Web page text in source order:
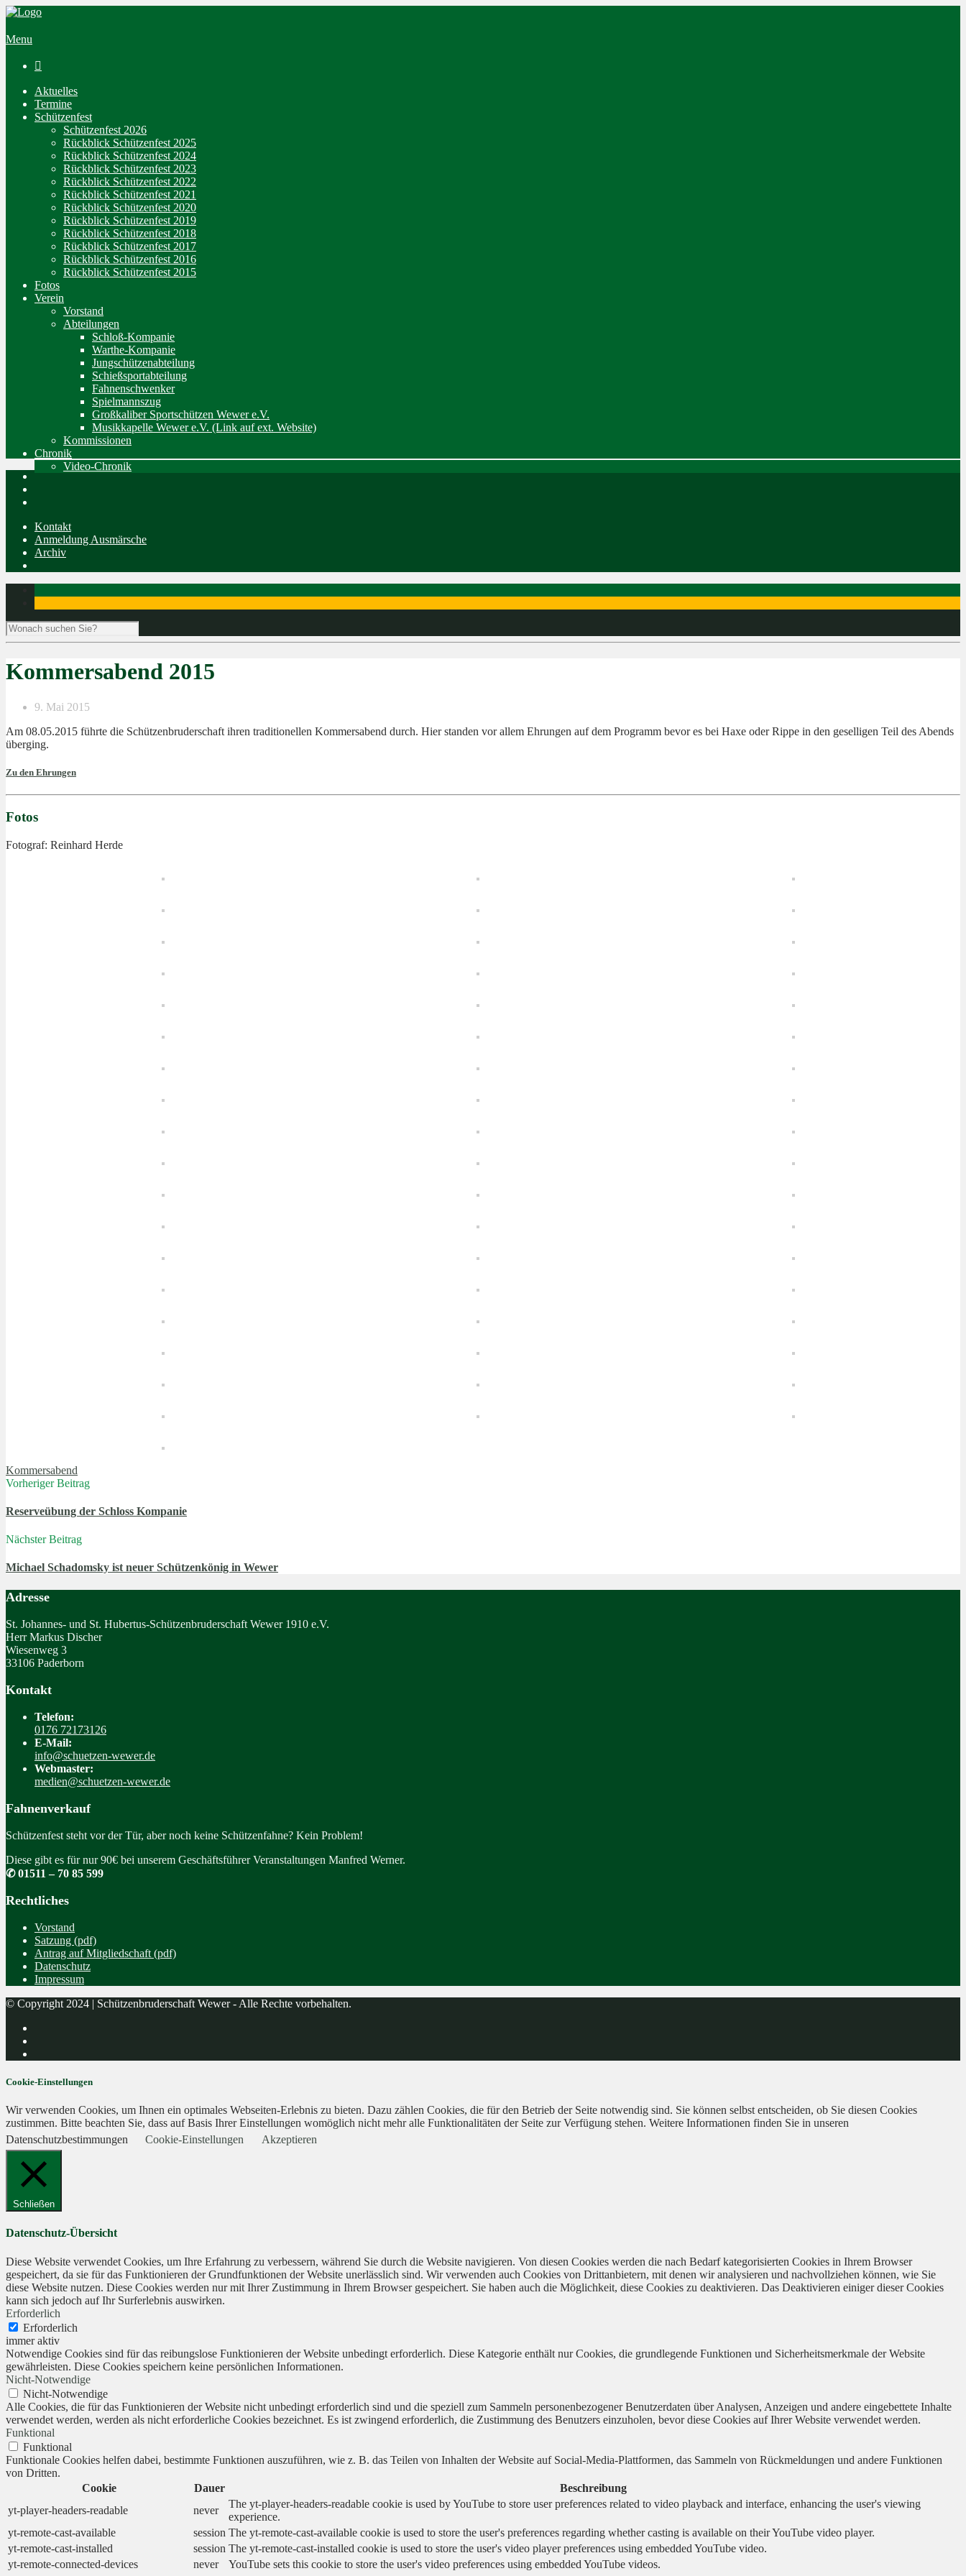
Menu

Aktuelles
Termine
Schützenfest
Schützenfest 2026
Rückblick Schützenfest 2025
Rückblick Schützenfest 2024
Rückblick Schützenfest 2023
Rückblick Schützenfest 2022
Rückblick Schützenfest 2021
Rückblick Schützenfest 2020
Rückblick Schützenfest 2019
Rückblick Schützenfest 2018
Rückblick Schützenfest 2017
Rückblick Schützenfest 2016
Rückblick Schützenfest 2015
Fotos
Verein
Vorstand
Abteilungen
Schloß-Kompanie
Warthe-Kompanie
Jungschützenabteilung
Schießsportabteilung
Fahnenschwenker
Spielmannszug
Großkaliber Sportschützen Wewer e.V.
Musikkapelle Wewer e.V. (Link auf ext. Website)
Kommissionen
Chronik
Video-Chronik
Kontakt
Anmeldung Ausmärsche
Archiv
Kommersabend 2015
9. Mai 2015
Am 08.05.2015 führte die Schützenbruderschaft ihren traditionellen Kommersabend durch. Hier standen vor allem Ehrungen auf dem Programm bevor es bei Haxe oder Rippe in den geselligen Teil des Abends
überging.
Zu den Ehrungen
Fotos
Fotograf: Reinhard Herde
Kommersabend
Vorheriger Beitrag
Reserveübung der Schloss Kompanie
Nächster Beitrag
Michael Schadomsky ist neuer Schützenkönig in Wewer
Adresse
St. Johannes- und St. Hubertus-Schützenbruderschaft Wewer 1910 e.V.
Herr Markus Discher
Wiesenweg 3
33106 Paderborn
Kontakt
Telefon:
0176 72173126
E-Mail:
info@schuetzen-wewer.de
Webmaster:
medien@schuetzen-wewer.de
Fahnenverkauf
Schützenfest steht vor der Tür, aber noch keine Schützenfahne? Kein Problem!
Diese gibt es für nur 90€ bei unserem Geschäftsführer Veranstaltungen Manfred Werner.
✆ 01511 – 70 85 599
Rechtliches
Vorstand
Satzung (pdf)
Antrag auf Mitgliedschaft (pdf)
Datenschutz
Impressum
© Copyright 2024 | Schützenbruderschaft Wewer - Alle Rechte vorbehalten.
Cookie-Einstellungen
Wir verwenden Cookies, um Ihnen ein optimales Webseiten-Erlebnis zu bieten. Dazu zählen Cookies, die für den Betrieb der Seite notwendig sind. Sie können selbst entscheiden, ob Sie diesen Cookies
zustimmen. Bitte beachten Sie, dass auf Basis Ihrer Einstellungen womöglich nicht mehr alle Funktionalitäten der Seite zur Verfügung stehen. Weitere Informationen finden Sie in unseren
Datenschutzbestimmungen
Cookie-Einstellungen Akzeptieren
Schließen
Datenschutz-Übersicht
Diese Website verwendet Cookies, um Ihre Erfahrung zu verbessern, während Sie durch die Website navigieren. Von diesen Cookies werden die nach Bedarf kategorisierten Cookies in Ihrem Browser
gespeichert, da sie für das Funktionieren der Grundfunktionen der Website unerlässlich sind. Wir verwenden auch Cookies von Drittanbietern, mit denen wir analysieren und nachvollziehen können, wie Sie
diese Website nutzen. Diese Cookies werden nur mit Ihrer Zustimmung in Ihrem Browser gespeichert. Sie haben auch die Möglichkeit, diese Cookies zu deaktivieren. Das Deaktivieren einiger dieser Cookies
kann sich jedoch auf Ihr Surferlebnis auswirken.
Erforderlich
Erforderlich
immer aktiv
Notwendige Cookies sind für das reibungslose Funktionieren der Website unbedingt erforderlich. Diese Kategorie enthält nur Cookies, die grundlegende Funktionen und Sicherheitsmerkmale der Website
gewährleisten. Diese Cookies speichern keine persönlichen Informationen.
Nicht-Notwendige
Nicht-Notwendige
Alle Cookies, die für das Funktionieren der Website nicht unbedingt erforderlich sind und die speziell zum Sammeln personenbezogener Benutzerdaten über Analysen, Anzeigen und andere eingebettete Inhalte
verwendet werden, werden als nicht erforderliche Cookies bezeichnet. Es ist zwingend erforderlich, die Zustimmung des Benutzers einzuholen, bevor diese Cookies auf Ihrer Website verwendet werden.
Funktional
Funktional
Funktionale Cookies helfen dabei, bestimmte Funktionen auszuführen, wie z. B. das Teilen von Inhalten der Website auf Social-Media-Plattformen, das Sammeln von Rückmeldungen und andere Funktionen
von Dritten.
Cookie
Dauer
Beschreibung
yt-player-headers-readable
never
The yt-player-headers-readable cookie is used by YouTube to store user preferences related to video playback and interface, enhancing the user's viewing
experience.
yt-remote-cast-available
session The yt-remote-cast-available cookie is used to store the user's preferences regarding whether casting is available on their YouTube video player.
yt-remote-cast-installed
session The yt-remote-cast-installed cookie is used to store the user's video player preferences using embedded YouTube video.
yt-remote-connected-devices
never
YouTube sets this cookie to store the user's video preferences using embedded YouTube videos.